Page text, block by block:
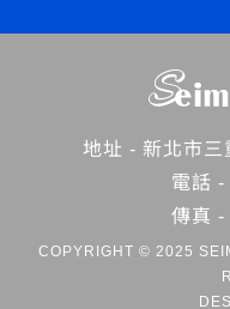
地址 - 新北市
電話 -
傳真
COPYRIGHT © 2025